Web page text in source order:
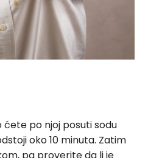
po njoj posuti sodu
oko 10 minuta. Zatim
pa proverite da li je